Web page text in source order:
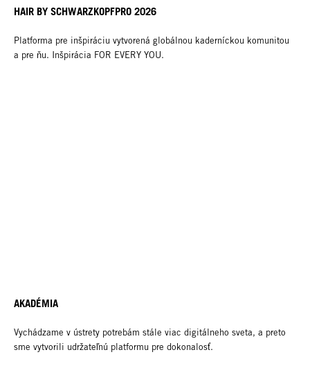
HAIR BY SCHWARZKOPFPRO 2026
Platforma pre inšpiráciu vytvorená globálnou kaderníckou komunitou
a pre ňu. Inšpirácia FOR EVERY YOU.
AKADÉMIA
Vychádzame v ústrety potrebám stále viac digitálneho sveta, a preto
sme vytvorili udržateľnú platformu pre dokonalosť.